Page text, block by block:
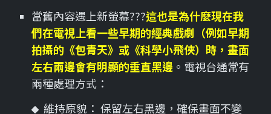
當舊內容遇上新螢幕???這也是為什麼現在我
們在電視上看一些早期的經典戲劇（例如早期
拍攝的《包青天》或《科學小飛俠）時，畫面
左右兩邊會有明顯的垂直黑邊 。電視台通常有
兩種處理方式：
維持原貌： 保留左右黑邊，確保畫面不變